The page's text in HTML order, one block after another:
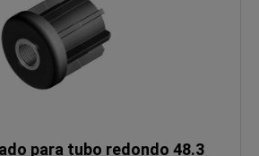
para tubo redondo 48.3